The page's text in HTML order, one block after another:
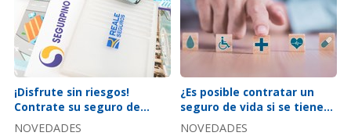
¡Disfrute sin riesgos!
Contrate su seguro de
coche con nosotros
NOVEDADES
¿Es posible contratar un
seguro de vida si se tiene
una enfermedad?
NOVEDADES